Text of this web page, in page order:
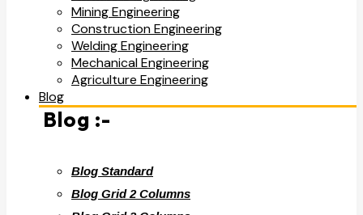
Mining Engineering
Construction Engineering
Welding Engineering
Mechanical Engineering
Agriculture Engineering
Blog
Blog :-
Blog Standard
Blog Grid 2 Columns